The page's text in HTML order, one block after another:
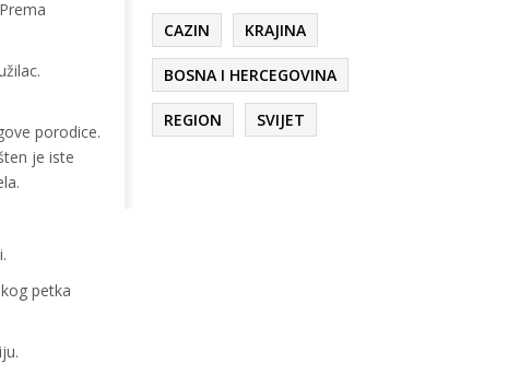
porodice.
je iste
petka
CAZIN KRAJINA
BOSNA I HERCEGOVINA
REGION SVIJET